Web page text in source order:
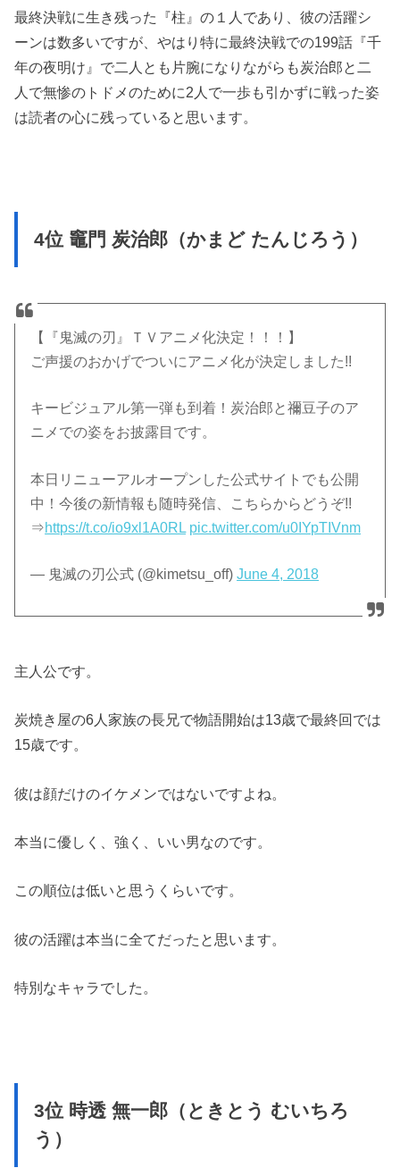
最終決戦に生き残った『柱』の１人であり、彼の活躍シ
ーンは数多いですが、やはり特に最終決戦での199話『千
年の夜明け』で二人とも片腕になりながらも炭治郎と二
人で無惨のトドメのために2人で一歩も引かずに戦った姿
は読者の心に残っていると思います。
4位 竈門 炭治郎（かまど たんじろう）
【『鬼滅の刃』ＴＶアニメ化決定！！！】
ご声援のおかげでついにアニメ化が決定しました!!
キービジュアル第一弾も到着！炭治郎と禰豆子のア
ニメでの姿をお披露目です。
本日リニューアルオープンした公式サイトでも公開
中！今後の新情報も随時発信、こちらからどうぞ!!
⇒https://t.co/io9xl1A0RL pic.twitter.com/u0IYpTIVnm
— 鬼滅の刃公式 (@kimetsu_off)June 4, 2018
主人公です。
炭焼き屋の6人家族の長兄で物語開始は13歳で最終回では
15歳です。
彼は顔だけのイケメンではないですよね。
本当に優しく、強く、いい男なのです。
この順位は低いと思うくらいです。
彼の活躍は本当に全てだったと思います。
特別なキャラでした。
3位 時透 無一郎（ときとう むいちろ
う）